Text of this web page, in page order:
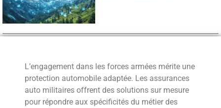
L’engagement dans les forces armées mérite une
protection automobile adaptée. Les assurances
auto militaires offrent des solutions sur mesure
pour répondre aux spécificités du métier des